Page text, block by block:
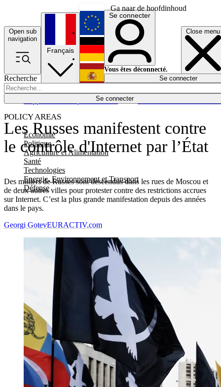
Ga naar de hoofdinhoud
Open sub
navigation
Close menu
Recherche
Se connecter
POLICY AREAS
Economie
Politique
Agriculture et Alimentation
Santé
Technologies
Energie, Environnement et Transport
Défense
Économie
Français
English
Deutsch
Español
Se connecter
Vous êtes déconnecté.
Se connecter
Les Russes manifestent contre
le contrôle d'Internet par l’État
Des milliers de Russes sont descendus dans les rues de Moscou et
de deux autres villes pour protester contre des restrictions accrues
sur Internet. C’est la plus grande manifestation depuis des années
dans le pays.
Georgi GotevEURACTIV.com